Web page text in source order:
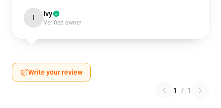
I Ivy
Verified owner
Write your review
1 / 1